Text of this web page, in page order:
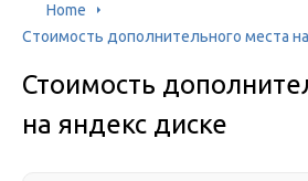
Home
Стоимость дополнительного места
Стоимость
на яндекс диске